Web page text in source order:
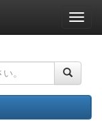
ナ
ビ
ー
ョ
ン